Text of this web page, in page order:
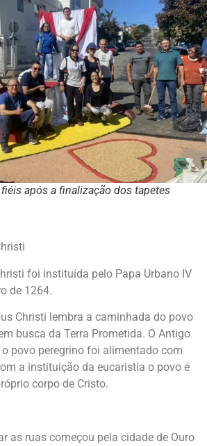
após a finalização dos tapetes
foi instituída pelo Papa Urbano IV
de 1264.
Christi lembra a caminhada do povo
busca da Terra Prometida. O Antigo
povo peregrino foi alimentado com
a instituição da eucaristia o povo é
corpo de Cristo.
as ruas começou pela cidade de Ouro